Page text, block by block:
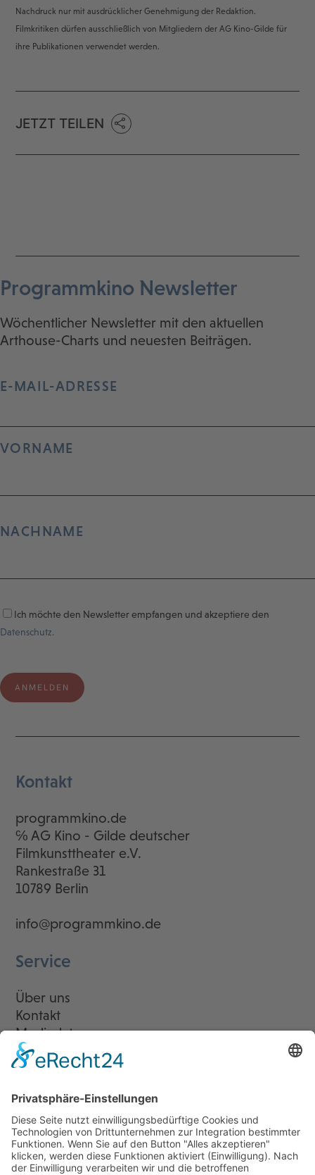
Nachdruck nur mit ausdrücklicher Genehmigung der Redaktion.
Filmkritiken dürfen ausschließlich von Mitgliedern der AG Kino-Gilde für
ihre Publikationen verwendet werden.
JETZT TEILEN
Programmkino Newsletter
Wöchentlicher Newsletter mit den aktuellen
Arthouse-Charts und neuesten Beiträgen.
E-MAIL-ADRESSE
VORNAME
NACHNAME
Ich möchte den Newsletter empfangen und akzeptiere den
Datenschutz.
Kontakt
programmkino.de
℅ AG Kino - Gilde deutscher
Filmkunsttheater e.V.
Rankestraße 31
10789 Berlin
info@programmkino.de
Service
Über uns
Kontakt
Mediadaten
Newsletter
LogIn
Legal
Impressum
Datenschutzerklärung